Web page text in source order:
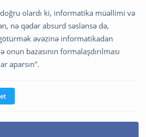
olardı ki, informatika müəllimi və
nə qədər absurd səslənsə də,
əvəzinə informatikadan
onun bazasının formalaşdırılması
aparsın".